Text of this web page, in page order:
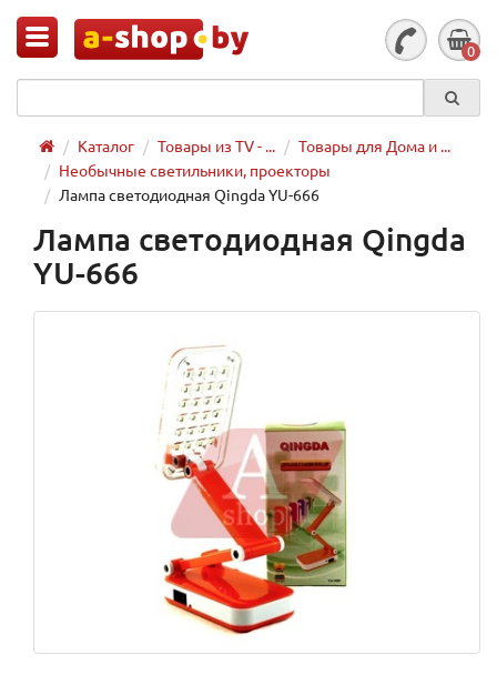
0
Каталог Товары из TV - ...
Товары для Дома и ...
Необычные светильники, проекторы
Лампа светодиодная Qingda YU-666
Лампа светодиодная Qingda
YU-666